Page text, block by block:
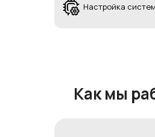
Настройка
Как мы